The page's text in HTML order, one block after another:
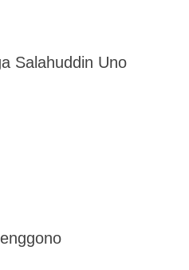
Salahuddin Uno